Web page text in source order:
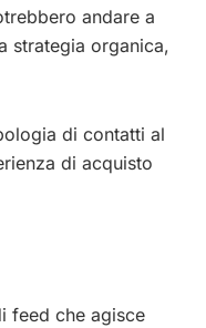
andare a
strategia organica,
di contatti al
di acquisto
feed che agisce